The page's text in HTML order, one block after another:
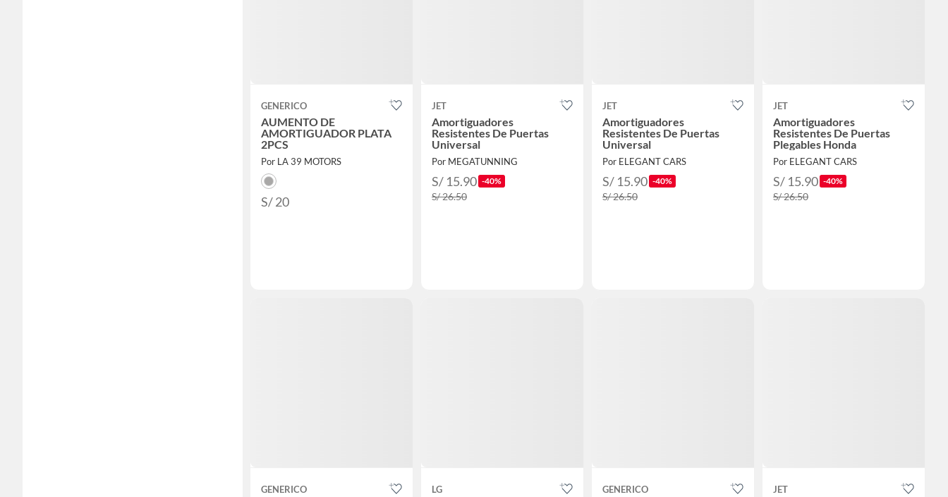
GENERICO
AUMENTO DE
AMORTIGUADOR PLATA
2PCS
Por LA 39 MOTORS
S/ 20
JET
Amortiguadores
Resistentes De Puertas
Universal
Por MEGATUNNING
S/ 15.90 -40%
S/ 26.50
JET
Amortiguadores
Resistentes De Puertas
Universal
Por ELEGANT CARS
S/ 15.90 -40%
S/ 26.50
JET
Amortiguadores
Resistentes De Puertas
Plegables Honda
Por ELEGANT CARS
S/ 15.90 -40%
S/ 26.50
GENERICO LG GENERICO JET